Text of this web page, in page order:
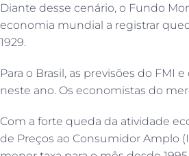
Diante desse cenário, o Fundo
economia mundial a registrar
1929.
Para o Brasil, as previsões do FMI
neste ano. Os economistas do
Com a forte queda da atividade
de Preços ao Consumidor Amplo